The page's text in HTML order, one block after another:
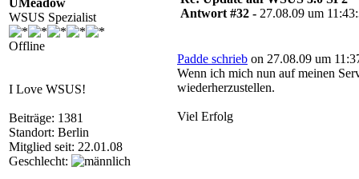
UMeadow
WSUS Spezialist
Offline
I Love WSUS!
Beiträge: 1381
Standort: Berlin
Mitglied seit: 22.01.08
Geschlecht:
Antwort #32 - 27.08.09 um
Padde schrieb on 27.08.09 um
Wenn ich mich nun auf meinen
wiederherzustellen.
Viel Erfolg